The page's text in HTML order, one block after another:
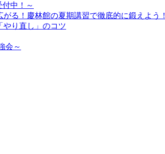
中！～
る！慶林館の夏期講習で徹底的に鍛えよう！
やり直し」のコツ
会～